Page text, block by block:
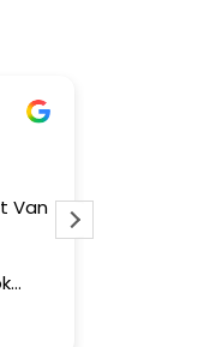
Super goed
moeilijk